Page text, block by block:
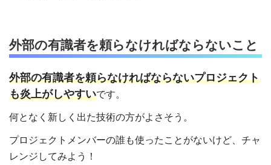
外部の有識者を頼らなければならないこと
外部の有識者を頼らなければならないプロジェクト
も炎上がしやすいです。
何となく新しく出た技術の方がよさそう。
プロジェクトメンバーの誰も使ったことがないけど、チャ
レンジしてみよう！